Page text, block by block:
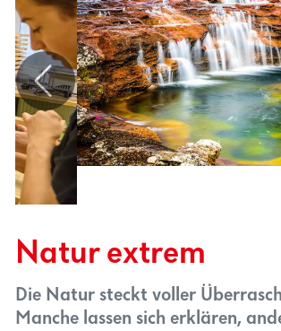
zurück
Natur extrem
Die Natur steckt voller
Manche lassen sich erklären,
uns Rätsel auf.